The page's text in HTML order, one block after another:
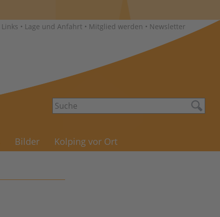
Links • Lage und Anfahrt • Mitglied werden • Newsletter
Bilder Kolping vor Ort